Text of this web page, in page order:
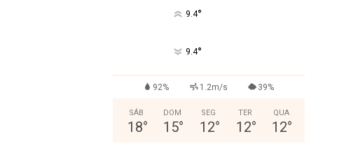
9.4°
9.4°
92% 1.2m/s 39%
SÁB
18°
DOM
15°
SEG
12°
TER
12°
QUA
12°